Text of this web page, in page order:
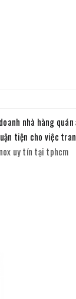
nhà hàng
tiện cho việc
uy tín tại tphcm